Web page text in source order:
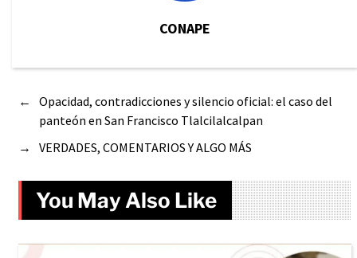
CONAPE
←
Opacidad, contradicciones y silencio oficial: el caso del
panteón en San Francisco Tlalcilalcalpan
→
VERDADES, COMENTARIOS Y ALGO MÁS
You May Also Like